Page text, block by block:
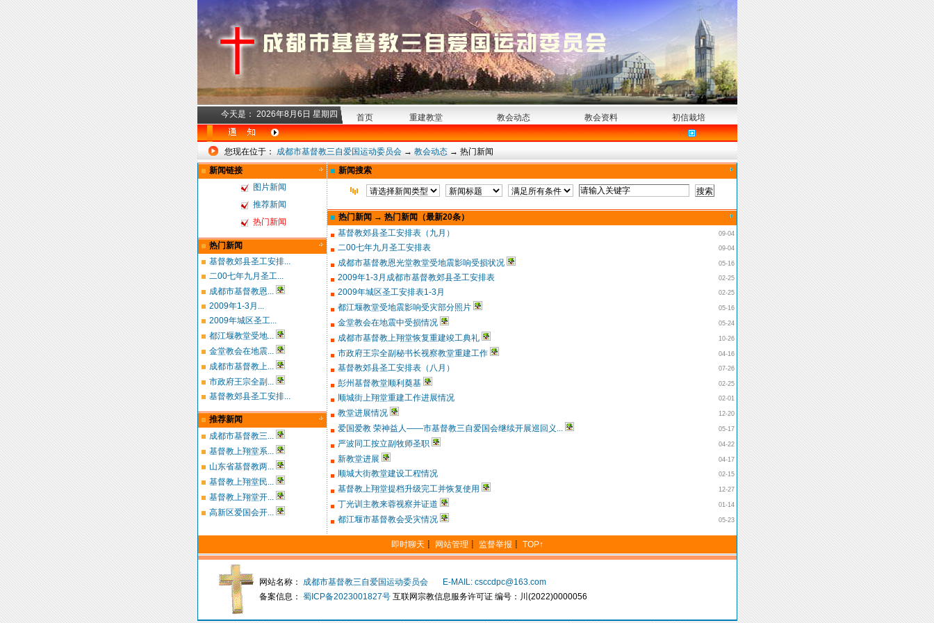
今天是： 2026年8月6日 星期四 首页 重建教堂 教会动态 教会资料 初信栽培
您现在位于： 成都市基督教三自爱国运动委员会→ 教会动态→ 热门新闻
新闻链接
图片新闻
推荐新闻
热门新闻
热门新闻
基督教郊县圣工安排...
二00七年九月圣工...
成都市基督教恩...
2009年1-3月...
2009年城区圣工...
都江堰教堂受地...
金堂教会在地震...
成都市基督教上...
市政府王宗全副...
基督教郊县圣工安排...
推荐新闻
成都市基督教三...
基督教上翔堂系...
山东省基督教两...
基督教上翔堂民...
基督教上翔堂开...
高新区爱国会开...
新闻搜索
热门新闻 → 热门新闻（最新20条）
基督教郊县圣工安排表（九月）
09-04
二00七年九月圣工安排表 09-04
成都市基督教恩光堂教堂受地震影响受损状况 05-16
2009年1-3月成都市基督教郊县圣工安排表 02-25
2009年城区圣工安排表1-3月 02-25
都江堰教堂受地震影响受灾部分照片 05-16
金堂教会在地震中受损情况 05-24
成都市基督教上翔堂恢复重建竣工典礼 10-26
市政府王宗全副秘书长视察教堂重建工作 04-16
基督教郊县圣工安排表（八月） 07-26
彭州基督教堂顺利奠基 02-25
顺城街上翔堂重建工作进展情况 02-01
教堂进展情况 12-20
爱国爱教 荣神益人——市基督教三自爱国会继续开展巡回义... 05-17
严波同工按立副牧师圣职 04-22
新教堂进展 04-17
顺城大街教堂建设工程情况 02-15
基督教上翔堂提档升级完工并恢复使用 12-27
丁光训主教来蓉视察并证道 01-14
都江堰市基督教会受灾情况 05-23
即时聊天 ┋ 网站管理 ┋ 监督举报 ┋ TOP↑
网站名称： 成都市基督教三自爱国运动委员会
E-MAIL: csccdpc@163.com
备案信息： 蜀ICP备2023001827号互联网宗教信息服务许可证 编号：川(2022)0000056